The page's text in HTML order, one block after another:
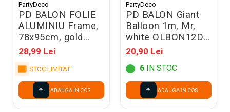
PartyDeco
PD BALON FOLIE
ALUMINIU Frame,
78x95cm, gold
FB265-019
28,99 Lei
STOC LIMITAT
ADAUGA IN COS
PartyDeco
PD BALON Giant
Balloon 1m, Mr,
white OLBON12D-
008-019
20,90 Lei
6 IN STOC
ADAUGA IN COS